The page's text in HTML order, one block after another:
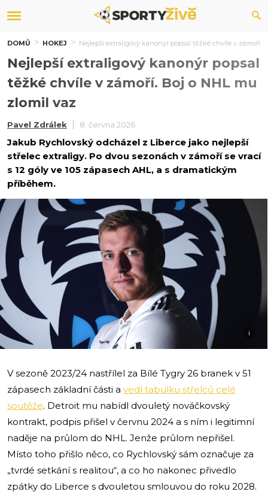
DOMŮ HOKEJ Nejlepší extraligový kanonýr popsal těžké chvíle v zámoří.
Nejlepší extraligový kanonýr popsal
těžké chvíle v zámoří. Boj o NHL mu
zlomil vaz
Pavel Zdrálek 8. června 2026
Jakub Rychlovský odcházel z Liberce jako nejlepší
střelec extraligy. Po dvou sezonách v zámoří se vrací
s 12 góly ve 105 zápasech AHL, a s dramatickým
příběhem.
i
V sezoně 2023/24 nastřílel za Bílé Tygry 26 branek v 51
zápasech základní části a vedl tabulku střelců celé
soutěže. Detroit mu nabídl dvouletý nováčkovský
kontrakt, podpis přišel v červnu 2024 a s ním i legitimní
naděje na průlom do NHL. Jenže průlom nepřišel.
Místo toho přišlo něco, co Rychlovský sám označuje za
„tvrdé setkání s realitou“, a co ho nakonec přivedlo
zpátky do Liberce s dvouletou smlouvou do roku 2028.